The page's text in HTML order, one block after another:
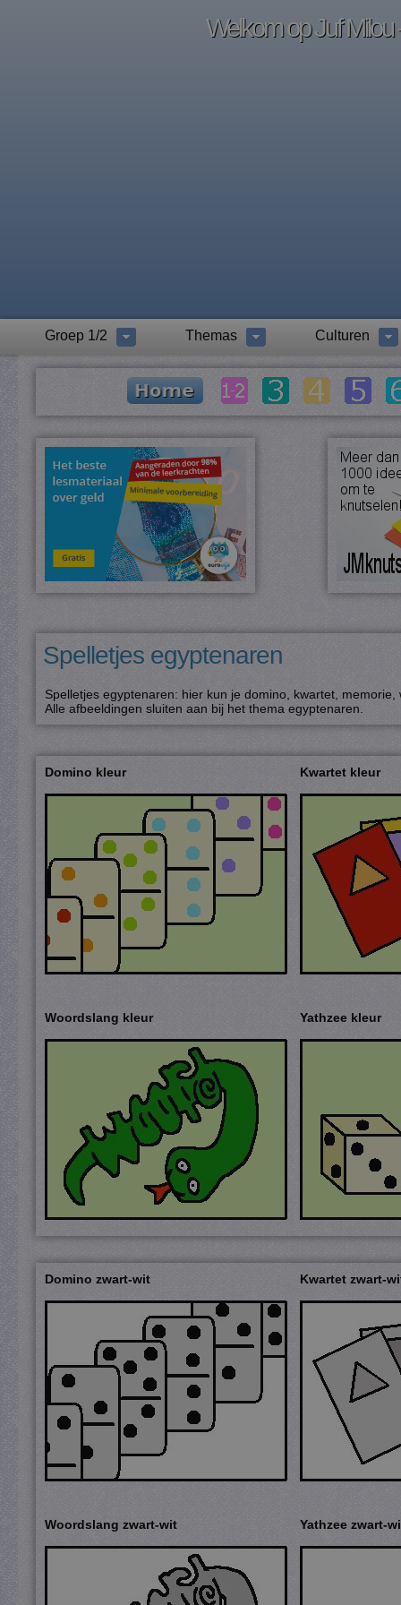
Welkom op Juf Milou
Groep 1/2 Themas Culturen
Spelletjes egyptenaren
Spelletjes egyptenaren: hier kun je domino, kwartet,
Alle afbeeldingen sluiten aan bij het thema egyptenaren.
Domino kleur Kwartet kleur
Woordslang kleur Yathzee kleur
Domino zwart-wit Kwartet zwart-
Woordslang zwart-wit Yathzee zwart-